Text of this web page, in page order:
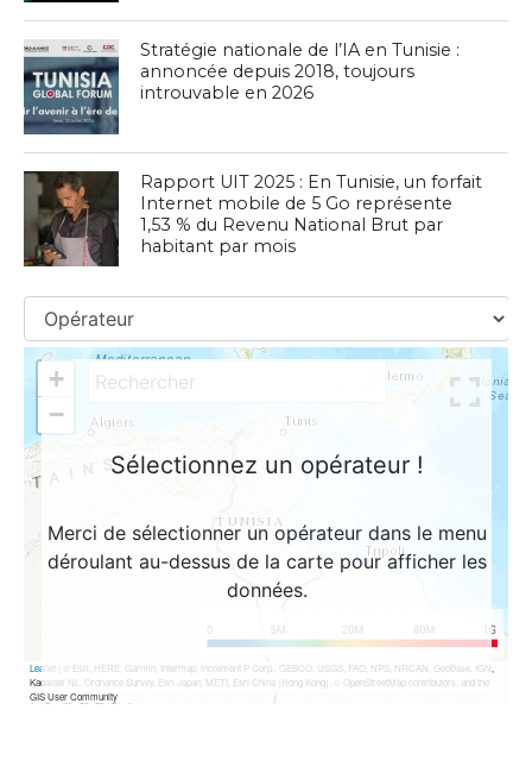
Stratégie nationale de l’IA en Tunisie :
annoncée depuis 2018, toujours
introuvable en 2026
Rapport UIT 2025 : En Tunisie, un forfait
Internet mobile de 5 Go représente
1,53 % du Revenu National Brut par
habitant par mois